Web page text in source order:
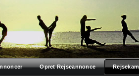
Opret Rejseannonce